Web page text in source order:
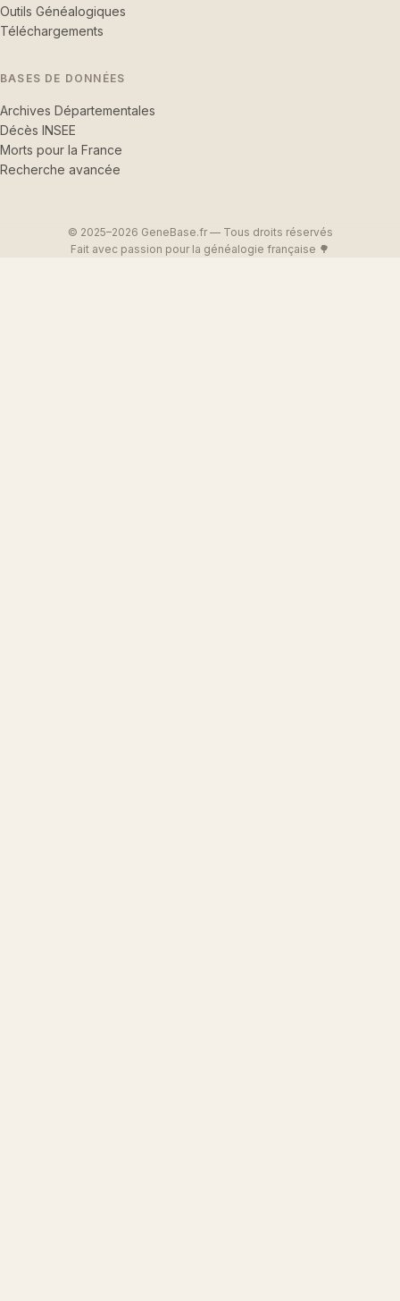
Outils Généalogiques
Téléchargements
BASES DE DONNÉES
Archives Départementales
Décès INSEE
Morts pour la France
Recherche avancée
© 2025–2026 GeneBase.fr — Tous droits réservés
Fait avec passion pour la généalogie française 🌳